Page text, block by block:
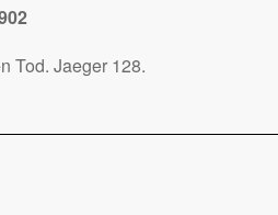
Tod. Jaeger 128.